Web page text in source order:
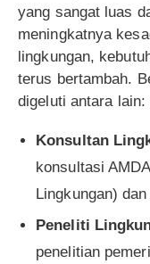
yang sangat luas
meningkatnya
lingkungan,
terus bertambah.
digeluti antara lain:
Konsultan
konsultasi
Lingkungan)
Peneliti
penelitian